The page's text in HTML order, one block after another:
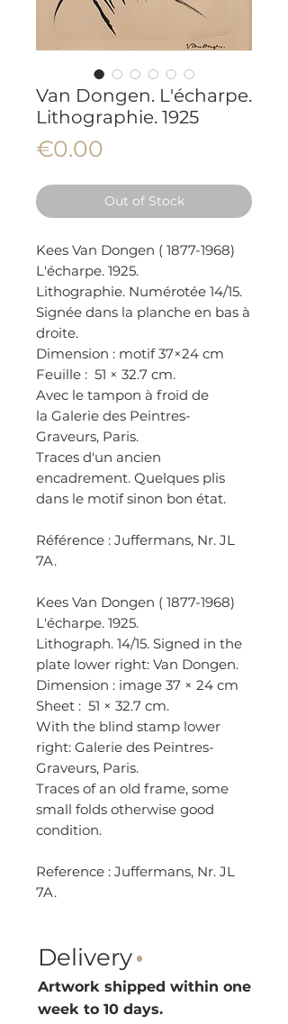
Van Dongen. L'écharpe.
Lithographie. 1925
€0.00
Out of Stock
Kees Van Dongen ( 1877-1968)
L'écharpe. 1925.
Lithographie. Numérotée 14/15.
Signée dans la planche en bas à
droite.
Dimension : motif 37×24 cm
Feuille : 51 × 32.7 cm.
Avec le tampon à froid de
la Galerie des Peintres-
Graveurs, Paris.
Traces d'un ancien
encadrement. Quelques plis
dans le motif sinon bon état.
Référence : Juffermans, Nr. JL
7A.
Kees Van Dongen ( 1877-1968)
L'écharpe. 1925.
Lithograph. 14/15. Signed in the
plate lower right: Van Dongen.
Dimension : image 37 × 24 cm
Sheet : 51 × 32.7 cm.
With the blind stamp lower
right: Galerie des Peintres-
Graveurs, Paris.
Traces of an old frame, some
small folds otherwise good
condition.
Reference : Juffermans, Nr. JL
7A.
Delivery·
Artwork shipped within one
week to 10 days.